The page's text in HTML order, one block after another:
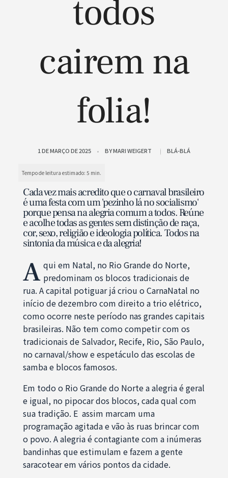
todos
cairem na
folia!
1 DE MARÇO DE 2025 BYMARI WEIGERT BLÁ-BLÁ
Cada vez mais acredito que o carnaval brasileiro
é uma festa com um 'pezinho lá no socialismo'
porque pensa na alegria comum a todos. Reúne
e acolhe todas as gentes sem distinção de raça,
cor, sexo, religião e ideologia política. Todos na
sintonia da música e da alegria!
A qui em Natal, no Rio Grande do Norte,
predominam os blocos tradicionais de
rua. A capital potiguar já criou o CarnaNatal no
início de dezembro com direito a trio elétrico,
como ocorre neste período nas grandes capitais
brasileiras. Não tem como competir com os
tradicionais de Salvador, Recife, Rio, São Paulo,
no carnaval/show e espetáculo das escolas de
samba e blocos famosos.
Em todo o Rio Grande do Norte a alegria é geral
e igual, no pipocar dos blocos, cada qual com
sua tradição. E assim marcam uma
programação agitada e vão às ruas brincar com
o povo. A alegria é contagiante com a inúmeras
bandinhas que estimulam e fazem a gente
saracotear em vários pontos da cidade.